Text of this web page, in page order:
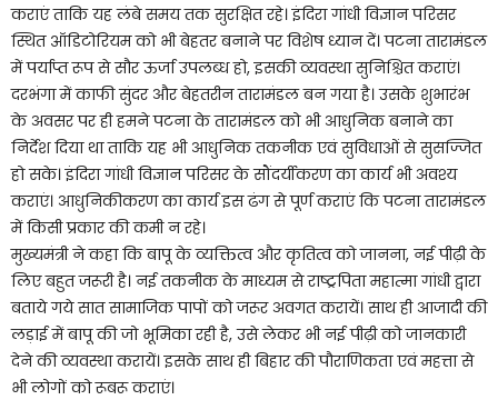
कराएं ताकि यह लंबे समय तक सुरक्षित रहे। इंदिरा गांधी विज्ञान परिसर
स्थित ऑडिटोरियम को भी बेहतर बनाने पर विशेष ध्यान दें। पटना तारामंडल
में पर्याप्त रूप से सौर ऊर्जा उपलब्ध हो, इसकी व्यवस्था सुनिश्चित कराएं।
दरभंगा में काफी सुंदर और बेहतरीन तारामंडल बन गया है। उसके शुभारंभ
के अवसर पर ही हमने पटना के तारामंडल को भी आधुनिक बनाने का
निर्देश दिया था ताकि यह भी आधुनिक तकनीक एवं सुविधाओं से सुसज्जित
हो सके। इंदिरा गांधी विज्ञान परिसर के सौंदर्यीकरण का कार्य भी अवश्य
कराएं। आधुनिकीकरण का कार्य इस ढंग से पूर्ण कराएं कि पटना तारामंडल
में किसी प्रकार की कमी न रहे।
मुख्यमंत्री ने कहा कि बापू के व्यक्तित्व और कृतित्व को जानना, नई पीढ़ी के
लिए बहुत जरूरी है। नई तकनीक के माध्यम से राष्ट्रपिता महात्मा गांधी द्वारा
बताये गये सात सामाजिक पापों को जरूर अवगत करायें। साथ ही आजादी की
लड़ाई में बापू की जो भूमिका रही है, उसे लेकर भी नई पीढ़ी को जानकारी
देने की व्यवस्था करायें। इसके साथ ही बिहार की पौराणिकता एवं महत्ता से
भी लोगों को रूबरू कराएं।